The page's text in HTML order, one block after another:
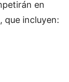
en
que incluyen: